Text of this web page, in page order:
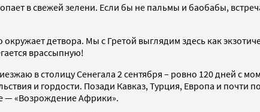
в свежей зелени. Если бы не пальмы и баобабы,
детвора. Мы с Гретой выглядим здесь как
врассыпную!
в столицу Сенегала 2 сентября – ровно 120 дней с
и гордости. Позади Кавказ, Турция, Европа и
— «Возрождение Африки».